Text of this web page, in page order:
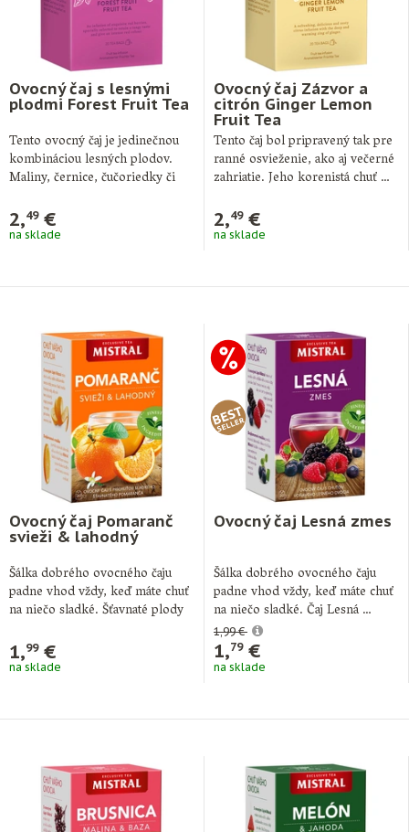
Ovocný čaj s lesnými
plodmi Forest Fruit Tea
Tento ovocný čaj je jedinečnou
kombináciou lesných plodov.
Maliny, černice, čučoriedky či
2,49€
na sklade
Ovocný čaj Zázvor a
citrón Ginger Lemon
Fruit Tea
Tento čaj bol pripravený tak pre
ranné osvieženie, ako aj večerné
zahriatie. Jeho korenistá chuť …
2,49€
na sklade
Ovocný čaj Pomaranč
svieži & lahodný
Šálka dobrého ovocného čaju
padne vhod vždy, keď máte chuť
na niečo sladké. Šťavnaté plody
1,99€
na sklade
Ovocný čaj Lesná zmes
Šálka dobrého ovocného čaju
padne vhod vždy, keď máte chuť
na niečo sladké. Čaj Lesná …
1,99 €
1,79€
na sklade